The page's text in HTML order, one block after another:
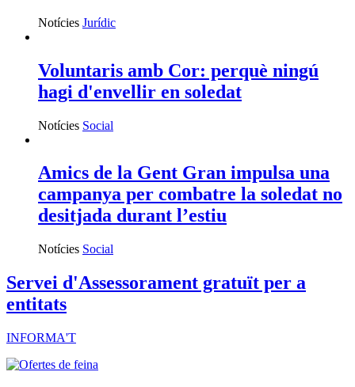
Notícies Jurídic
Voluntaris amb Cor: perquè ningú
hagi d'envellir en soledat
Notícies Social
Amics de la Gent Gran impulsa una
campanya per combatre la soledat no
desitjada durant l’estiu
Notícies Social
Servei d'Assessorament gratuït per a
entitats
INFORMA'T